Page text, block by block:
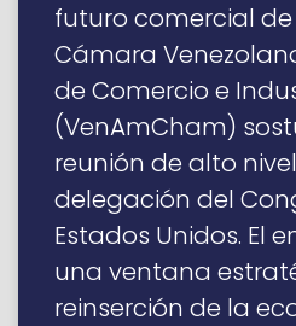
futuro comercial
Cámara
de Comercio e
(VenAmCham)
reunión de alto
delegación del
Estados Unidos. El
una ventana
reinserción de la